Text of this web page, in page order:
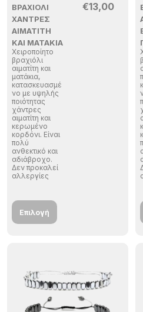
ΒΡΑΧΙΌΛΙ
ΧΆΝΤΡΕΣ
ΑΙΜΑΤΊΤΗ
ΚΑΙ ΜΑΤΆΚΙΑ
Χειροποίητο
βραχιόλι
αιματίτη και
ματάκια,
κατασκευασμέ
νο με υψηλής
ποιότητας
χάντρες
αιματίτη και
κερωμένο
κορδόνι. Είναι
πολύ
ανθεκτικό και
αδιάβροχο.
Δεν προκαλεί
αλλεργίες
€13,00
Επιλογή